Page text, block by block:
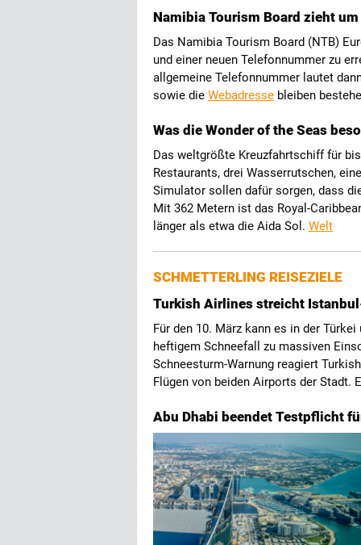
Namibia Tourism Board zieht um
Das Namibia Tourism Board (NTB)
und einer neuen Telefonnummer zu
allgemeine Telefonnummer lautet
sowie die Webadresse bleiben
Was die Wonder of the Seas
Das weltgrößte Kreuzfahrtschiff für
Restaurants, drei Wasserrutschen,
Simulator sollen dafür sorgen, dass
Mit 362 Metern ist das Royal-
länger als etwa die Aida Sol. Welt
SCHMETTERLING REISEZIELE
Turkish Airlines streicht
Für den 10. März kann es in der
heftigem Schneefall zu massiven
Schneesturm-Warnung reagiert
Flügen von beiden Airports der Stadt.
Abu Dhabi beendet Testpflicht